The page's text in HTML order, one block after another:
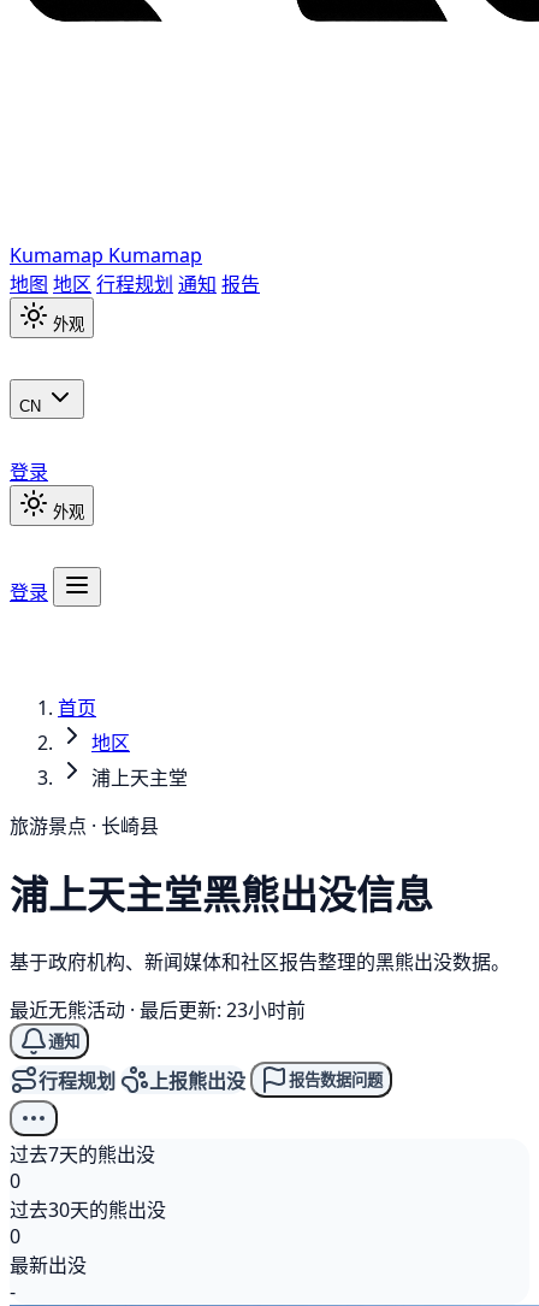
Kumamap Kumamap
地图 地区 行程规划 通知 报告
外观
CN
登录
外观
登录
首页
地区
浦上天主堂
旅游景点 · 长崎县
浦上天主堂黑熊出没信息
基于政府机构、新闻媒体和社区报告整理的黑熊出没数据。
最近无熊活动 · 最后更新: 23小时前
通知
行程规划 上报熊出没 报告数据问题
过去7天的熊出没
0
过去30天的熊出没
0
最新出没
-